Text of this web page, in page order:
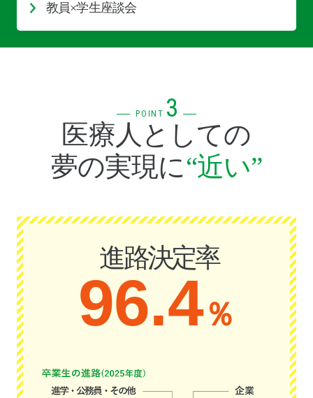
教員×学生座談会
POINT 3
医療人としての
夢の実現に“近い”
進路決定率
96.4％